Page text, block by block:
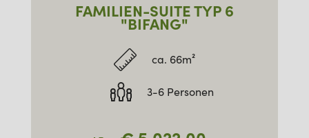
FAMILIEN-SUITE TYP 6
"BIFANG"
ca. 66m²
3-6 Personen